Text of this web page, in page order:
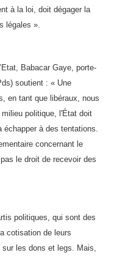
à la loi, doit dégager la
légales ».
Babacar Gaye, porte-
soutient : « Une
en tant que libéraux, nous
politique, l'État doit
échapper à des tentations.
concernant le
le droit de recevoir des
politiques, qui sont des
cotisation de leurs
les dons et legs. Mais,